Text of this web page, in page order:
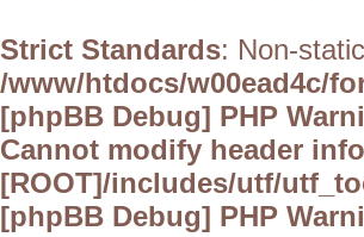
Strict Standards: Non-
/www/htdocs/w00ead4c/
[phpBB Debug] PHP
Cannot modify header
[ROOT]/includes/utf/
[phpBB Debug] PHP